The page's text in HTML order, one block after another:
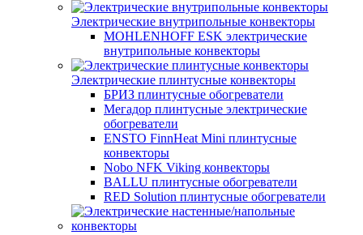
Электрические внутрипольные конвекторы
MOHLENHOFF ESK электрические
внутрипольные конвекторы
Электрические плинтусные конвекторы
БРИЗ плинтусные обогреватели
Мегадор плинтусные электрические
обогреватели
ENSTO FinnHeat Mini плинтусные
конвекторы
Nobo NFK Viking конвекторы
BALLU плинтусные обогреватели
RED Solution плинтусные обогреватели